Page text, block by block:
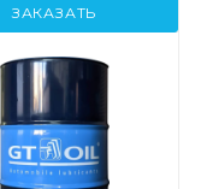
ЗАКАЗАТЬ